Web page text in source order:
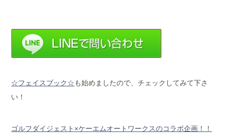
☆フェイスブック☆も始めましたので、チェックしてみて下さ
い！
ゴルフダイジェスト×ケーエムオートワークスのコラボ企画！！